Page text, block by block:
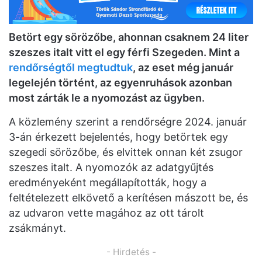
Betört egy sörözőbe, ahonnan csaknem 24 liter
szeszes italt vitt el egy férfi Szegeden. Mint a
rendőrségtől megtudtuk, az eset még január
legelején történt, az egyenruhások azonban
most zárták le a nyomozást az ügyben.
A közlemény szerint a rendőrségre 2024. január
3-án érkezett bejelentés, hogy betörtek egy
szegedi sörözőbe, és elvittek onnan két zsugor
szeszes italt. A nyomozók az adatgyűjtés
eredményeként megállapították, hogy a
feltételezett elkövető a kerítésen mászott be, és
az udvaron vette magához az ott tárolt
zsákmányt.
- Hirdetés -